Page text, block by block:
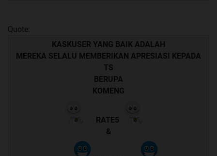
Quote:
KASKUSER YANG BAIK ADALAH
MEREKA SELALU MEMBERIKAN APRESIASI KEPADA
TS
BERUPA
KOMENG
RATE5
&